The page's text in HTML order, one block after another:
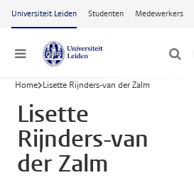
Ga naar hoofdinhoud
Universiteit Leiden Studenten Medewerkers
Menu
Home Lisette Rijnders-van der Zalm
Lisette
Rijnders-van
der Zalm